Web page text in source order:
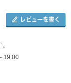
19:00